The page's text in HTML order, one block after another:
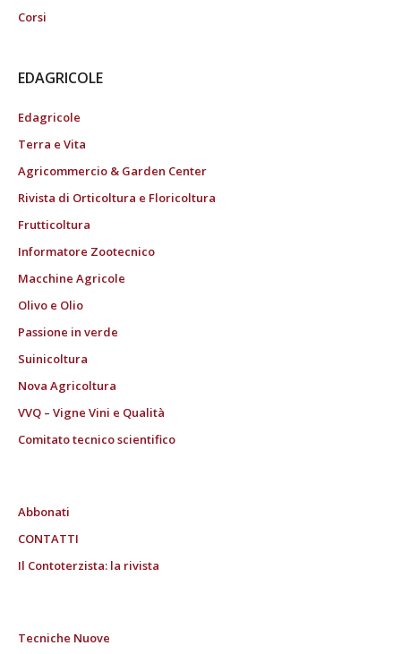
Corsi
EDAGRICOLE
Edagricole
Terra e Vita
Agricommercio & Garden Center
Rivista di Orticoltura e Floricoltura
Frutticoltura
Informatore Zootecnico
Macchine Agricole
Olivo e Olio
Passione in verde
Suinicoltura
Nova Agricoltura
VVQ – Vigne Vini e Qualità
Comitato tecnico scientifico
Abbonati
CONTATTI
Il Contoterzista: la rivista
Tecniche Nuove